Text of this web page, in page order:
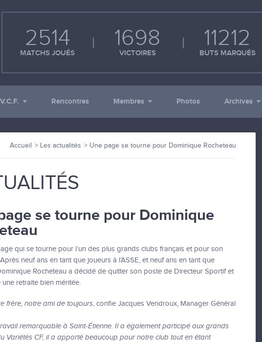
2514
MATCHS JOUÉS
1698
VICTOIRES
11212
BUTS MARQUÉS
Rencontres Membres Photos Archives
Accueil Les actualités Une page se tourne pour Dominique Rocheteau
se tourne pour Dominique
qui se tourne pour l’un des plus grands clubs français et pour son
neuf ans en tant que joueurs à l’ASSE, et neuf ans en tant que
Rocheteau a décidé de quitter son poste de Directeur Sportif et
retraite bien méritée.
frère, notre ami de toujours, confie Jacques Vendroux, Manager Général
remarquable à Saint-Étienne. Il a également participé aux grands
Variétés CF, il a apporté beaucoup pour notre club tout en étant